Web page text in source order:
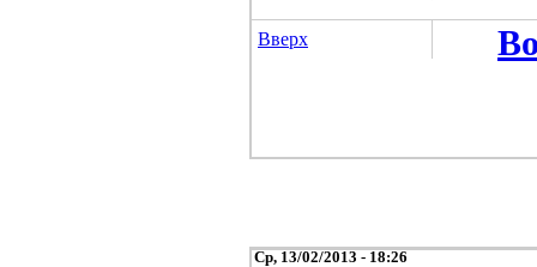
Вверх
Ср, 13/02/2013 - 18:26